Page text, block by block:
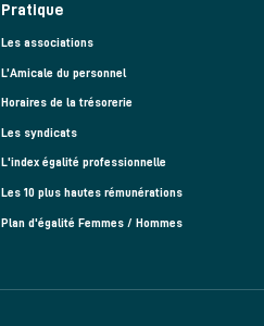
Pratique
Les associations
L’Amicale du personnel
Horaires de la trésorerie
Les syndicats
L'index égalité professionnelle
Les 10 plus hautes rémunérations
Plan d'égalité Femmes / Hommes